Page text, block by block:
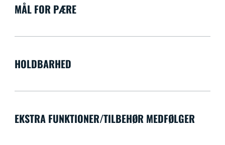
MÅL FOR PÆRE
HOLDBARHED
EKSTRA FUNKTIONER/TILBEHØR MEDFØLGER